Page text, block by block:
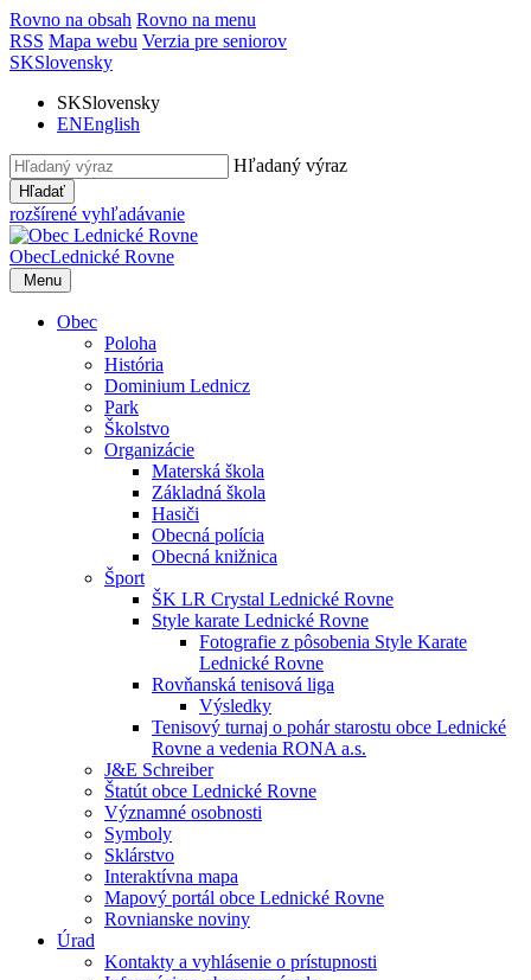
Rovno na obsah Rovno na menu
RSS Mapa webu Verzia pre seniorov
SKSlovensky
SKSlovensky
ENEnglish
Hľadaný výraz
Hľadať
rozšírené vyhľadávanie
ObecLednické Rovne
Menu
Obec
Poloha
História
Dominium Lednicz
Park
Školstvo
Organizácie
Materská škola
Základná škola
Hasiči
Obecná polícia
Obecná knižnica
Šport
ŠK LR Crystal Lednické Rovne
Style karate Lednické Rovne
Fotografie z pôsobenia Style Karate
Lednické Rovne
Rovňanská tenisová liga
Výsledky
Tenisový turnaj o pohár starostu obce Lednické
Rovne a vedenia RONA a.s.
J&E Schreiber
Štatút obce Lednické Rovne
Významné osobnosti
Symboly
Sklárstvo
Interaktívna mapa
Mapový portál obce Lednické Rovne
Rovnianske noviny
Úrad
Kontakty a vyhlásenie o prístupnosti